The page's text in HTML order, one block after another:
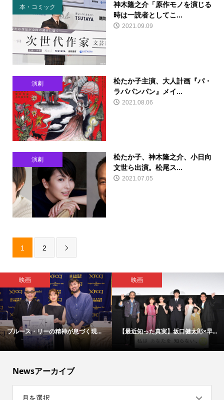
本・コミック
神木隆之介「原作モノを演じる
時は一読者としてこ...
2021.09.09
演劇
松たか子主演、大人計画『パ・
ラパパンパン』メイ...
2021.08.06
演劇
松たか子、神木隆之介、小日向
文世ら出演。松尾ス...
2021.07.05
1 2 
映画
ブルース・リーの精神が息づく現...
映画
【最近知った真実】坂口健太郎×早...
Newsアーカイブ
月を選択